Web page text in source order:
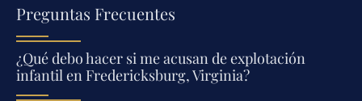
Preguntas Frecuentes
¿Qué debo hacer si me acusan de explotación
infantil en Fredericksburg, Virginia?